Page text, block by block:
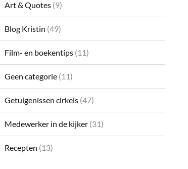
Art & Quotes (9)
Blog Kristin (49)
Film- en boekentips (11)
Geen categorie (11)
Getuigenissen cirkels (47)
Medewerker in de kijker (31)
Recepten (13)